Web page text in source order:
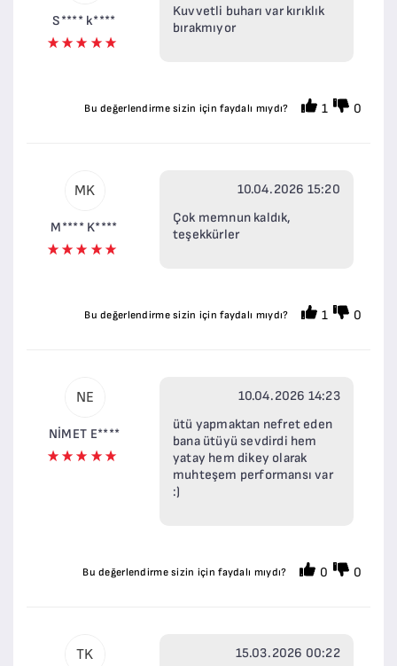
S**** k****
Kuvvetli buharı var kırıklık
bırakmıyor
Bu değerlendirme sizin için faydalı mıydı? 1 0
MK
M**** K****
10.04.2026 15:20
Çok memnun kaldık,
teşekkürler
Bu değerlendirme sizin için faydalı mıydı? 1 0
NE
NİMET E****
10.04.2026 14:23
ütü yapmaktan nefret eden
bana ütüyü sevdirdi hem
yatay hem dikey olarak
muhteşem performansı var
:)
Bu değerlendirme sizin için faydalı mıydı? 0 0
TK 15.03.2026 00:22